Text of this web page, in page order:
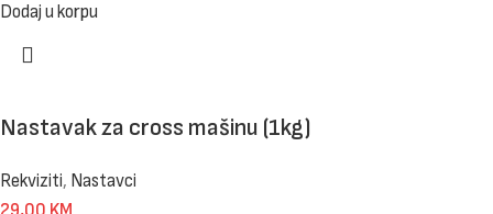
Dodaj u korpu
Nastavak za cross mašinu (1kg)
Rekviziti, Nastavci